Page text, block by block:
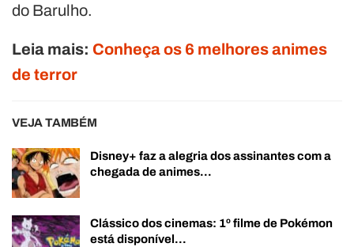
do Barulho.
Leia mais: Conheça os 6 melhores animes
de terror
VEJA TAMBÉM
Disney+ faz a alegria dos assinantes com a
chegada de animes…
Clássico dos cinemas: 1º filme de Pokémon
está disponível…